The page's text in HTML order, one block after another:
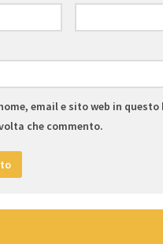
email e sito web in questo
che commento.